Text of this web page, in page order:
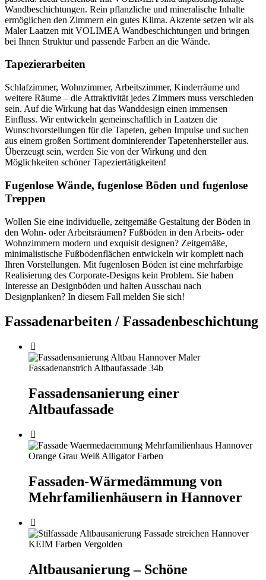
Wandbeschichtungen. Rein pflanzliche und mineralische Inhalte
ermöglichen den Zimmern ein gutes Klima. Akzente setzen wir als
Maler Laatzen mit VOLIMEA Wandbeschichtungen und bringen
bei Ihnen Struktur und passende Farben an die Wände.
Tapezierarbeiten
Schlafzimmer, Wohnzimmer, Arbeitszimmer, Kinderräume und
weitere Räume – die Attraktivität jedes Zimmers muss verschieden
sein. Auf die Wirkung hat das Wanddesign einen immensen
Einfluss. Wir entwickeln gemeinschaftlich in Laatzen die
Wunschvorstellungen für die Tapeten, geben Impulse und suchen
aus einem großen Sortiment dominierender Tapetenhersteller aus.
Überzeugt sein, werden Sie von der Wirkung und den
Möglichkeiten schöner Tapeziertätigkeiten!
Fugenlose Wände, fugenlose Böden und fugenlose
Treppen
Wollen Sie eine individuelle, zeitgemäße Gestaltung der Böden in
den Wohn- oder Arbeitsräumen? Fußböden in den Arbeits- oder
Wohnzimmern modern und exquisit designen? Zeitgemäße,
minimalistische Fußbodenflächen entwickeln wir komplett nach
Ihren Vorstellungen. Mit fugenlosen Böden ist eine mehrfarbige
Realisierung des Corporate-Designs kein Problem. Sie haben
Interesse an Designböden und halten Ausschau nach
Designplanken? In diesem Fall melden Sie sich!
Fassadenarbeiten / Fassadenbeschichtung
Fassadensanierung einer
Altbaufassade
Fassaden-Wärmedämmung von
Mehrfamilienhäusern in Hannover
Altbausanierung – Schöne